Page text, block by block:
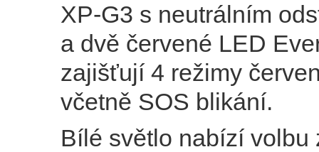
XP-G3 s neutrálním
a dvě červené LED
zajišťují 4 režimy
včetně SOS blikání.
Bílé světlo nabízí volbu